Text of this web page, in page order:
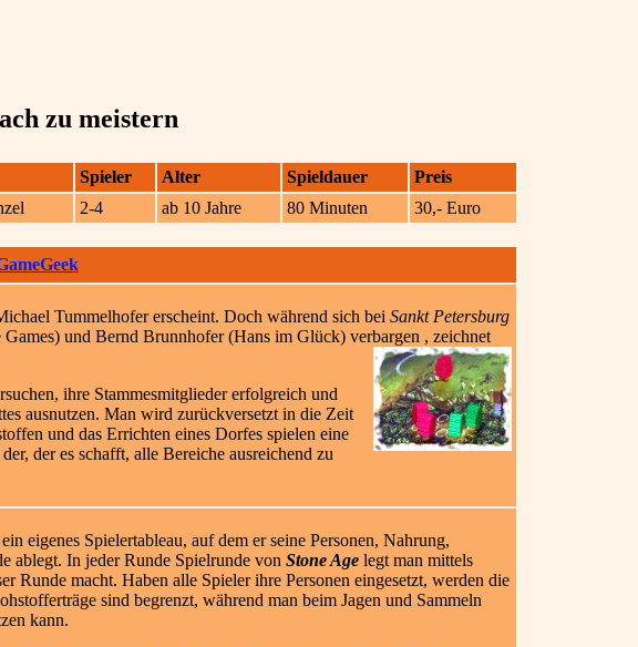
zu meistern
Spieler Alter Spieldauer
Preis
2-4 ab 10 Jahre 80 Minuten 30,- Euro
Tummelhofer erscheint. Doch während sich bei Sankt Petersburg
und Bernd Brunnhofer (Hans im Glück) verbargen , zeichnet
ihre Stammesmitglieder erfolgreich und
ausnutzen. Man wird zurückversetzt in die Zeit
und das Errichten eines Dorfes spielen eine
der es schafft, alle Bereiche ausreichend zu
eigenes Spielertableau, auf dem er seine Personen, Nahrung,
ablegt. In jeder Runde Spielrunde von Stone Age legt man mittels
Runde macht. Haben alle Spieler ihre Personen eingesetzt, werden die
sind begrenzt, während man beim Jagen und Sammeln
kann.